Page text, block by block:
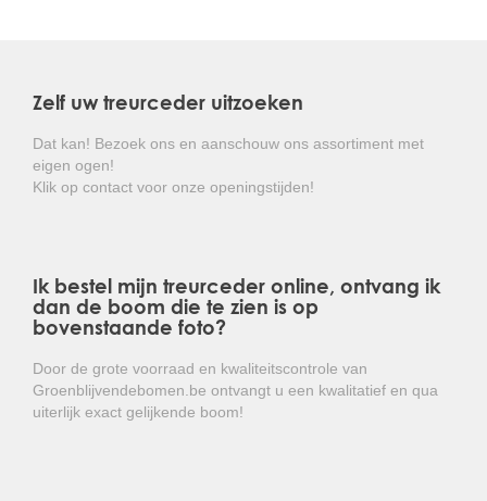
Zelf uw treurceder uitzoeken
Dat kan! Bezoek ons en aanschouw ons assortiment met
eigen ogen!
Klik op contact voor onze openingstijden!
Ik bestel mijn treurceder online, ontvang ik
dan de boom die te zien is op
bovenstaande foto?
Door de grote voorraad en kwaliteitscontrole van
Groenblijvendebomen.be ontvangt u een kwalitatief en qua
uiterlijk exact gelijkende boom!